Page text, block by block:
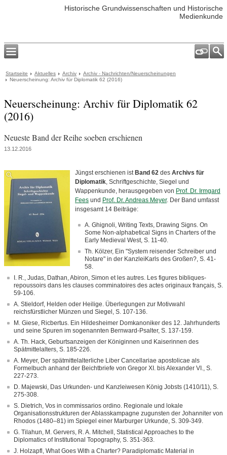
Historische Grundwissenschaften und Historische
Medienkunde
Startseite Aktuelles Archiv
Archiv - Nachrichten/Neuerscheinungen
Neuerscheinung: Archiv für Diplomatik 62 (2016)
Neuerscheinung: Archiv für Diplomatik 62
(2016)
Neueste Band der Reihe soeben erschienen
13.12.2016
Jüngst erschienen istBand 62 des Archivs für
Diplomatik, Schriftgeschichte, Siegel und
Wappenkunde, herausgegeben von Prof. Dr. Irmgard
Fees und Prof. Dr. Andreas Meyer. Der Band umfasst
insgesamt 14 Beiträge:
A. Ghignoli, Writing Texts, Drawing Signs. On
Some Non-alphabetical Signs in Charters of the
Early Medieval West, S. 11-40.
Th. Kölzer, Ein "System reisender Schreiber und
Notare" in der KanzleiKarls des Großen?, S. 41-
58.
I. R., Judas, Dathan, Abiron, Simon et les autres. Les figures bibliques-
repoussoirs dans les clauses comminatoires des actes originaux français, S.
59-106.
A. Stieldorf, Helden oder Heilige. Überlegungen zur Motivwahl
reichsfürstlicher Münzen und Siegel, S. 107-136.
M. Giese, Ricbertus. Ein Hildesheimer Domkanoniker des 12. Jahrhunderts
und seine Spuren im sogenannten Bernward-Psalter, S. 137-159.
A. Th. Hack, Geburtsanzeigen der Königinnen und Kaiserinnen des
Spätmittelalters, S. 185-226.
A. Meyer, Der spätmittelalterliche Liber Cancellariae apostolicae als
Formelbuch anhand der Beichtbriefe von Gregor XI. bis Alexander VI., S.
227-273.
D. Majewski, Das Urkunden- und Kanzleiwesen König Jobsts (1410/11), S.
275-308.
S. Dietrich, Vos in commissarios ordino. Regionale und lokale
Organisationsstrukturen der Ablasskampagne zugunsten der Johanniter von
Rhodos (1480–81) im Spiegel einer Marburger Urkunde, S. 309-349.
G. Tilahun, M. Gervers, R. A. Mitchell, Statistical Approaches to the
Diplomatics of Institutional Topography, S. 351-363.
J. Holzapfl, What Goes With a Charter? Paradiplomatic Material in